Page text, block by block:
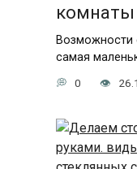
Возможности
самая
0